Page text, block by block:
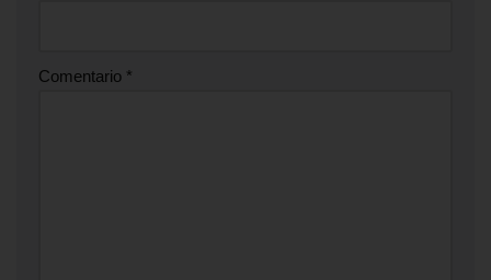
Comentario *